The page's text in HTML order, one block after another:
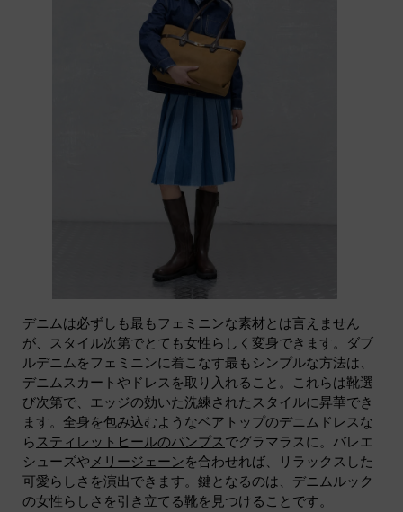
デニムは必ずしも最もフェミニンな素材とは言えません
が、スタイル次第でとても女性らしく変身できます。ダブ
ルデニムをフェミニンに着こなす最もシンプルな方法は、
デニムスカートやドレスを取り入れること。これらは靴選
び次第で、エッジの効いた洗練されたスタイルに昇華でき
ます。全身を包み込むようなベアトップのデニムドレスな
ら スティレットヒールのパンプスでグラマラスに。バレエ
シューズやメリージェーンを合わせれば、リラックスした
可愛らしさを演出できます。鍵となるのは、デニムルック
の女性らしさを引き立てる靴を見つけることです。